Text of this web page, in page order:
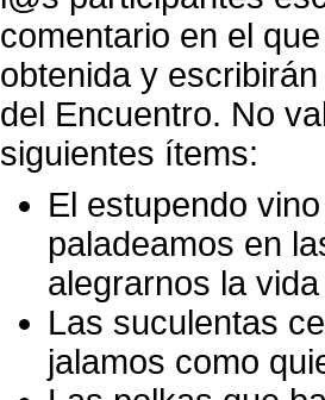
comentario en el
obtenida y
del Encuentro. No
siguientes ítems:
El estupendo
paladeamos en
alegrarnos la
Las suculentas
jalamos como